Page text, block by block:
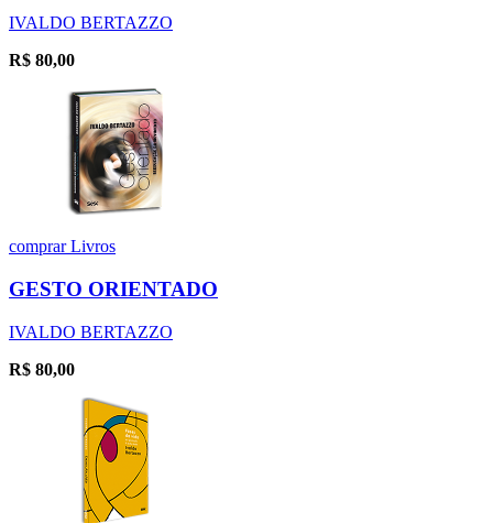
IVALDO BERTAZZO
R$ 80,00
comprarLivros
GESTO ORIENTADO
IVALDO BERTAZZO
R$ 80,00